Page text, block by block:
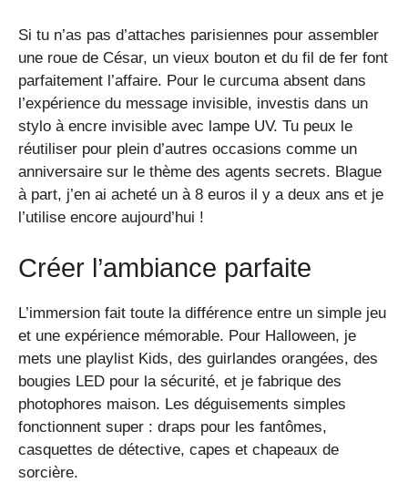
Si tu n’as pas d’attaches parisiennes pour assembler
une roue de César, un vieux bouton et du fil de fer font
parfaitement l’affaire. Pour le curcuma absent dans
l’expérience du message invisible, investis dans un
stylo à encre invisible avec lampe UV. Tu peux le
réutiliser pour plein d’autres occasions comme un
anniversaire sur le thème des agents secrets. Blague
à part, j’en ai acheté un à 8 euros il y a deux ans et je
l’utilise encore aujourd’hui !
Créer l’ambiance parfaite
L’immersion fait toute la différence entre un simple jeu
et une expérience mémorable. Pour Halloween, je
mets une playlist Kids, des guirlandes orangées, des
bougies LED pour la sécurité, et je fabrique des
photophores maison. Les déguisements simples
fonctionnent super : draps pour les fantômes,
casquettes de détective, capes et chapeaux de
sorcière.